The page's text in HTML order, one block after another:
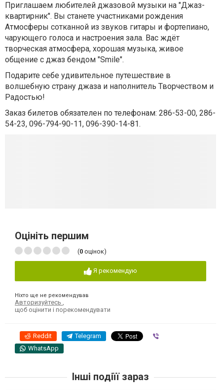
Приглашаем любителей джазовой музыки на "Джаз-
квартирник". Вы станете участниками рождения
Атмосферы сотканной из звуков гитары и фортепиано,
чарующего голоса и настроения зала. Вас ждёт
творческая атмосфера, хорошая музыка, живое
общение с джаз бендом "Smile".
Подарите себе удивительное путешествие в
волшебную страну джаза и наполнитель Творчеством и
Радостью!
Заказ билетов обязателен по телефонам: 286-53-00, 286-
54-23, 096-794-90-11, 096-390-14-81.
Оцініть першим
(0 оцінок)
Я рекомендую
Ніхто ще не рекомендував
Авторизуйтесь
щоб оцінити і порекомендувати
Reddit Telegram
WhatsApp
Інші подіїї зараз